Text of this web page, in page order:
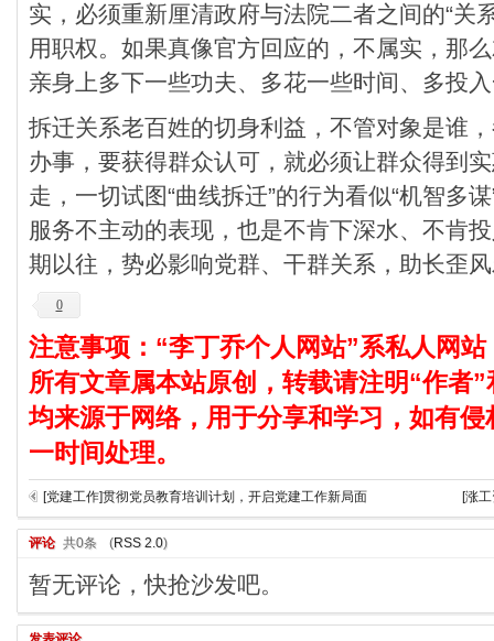
实，必须重新厘清政府与法院二者之间的“关
用职权。如果真像官方回应的，不属实，那
亲身上多下一些功夫、多花一些时间、多投
拆迁关系老百姓的切身利益，不管对象是谁
办事，要获得群众认可，就必须让群众得到
走，一切试图“曲线拆迁”的行为看似“机智多
服务不主动的表现，也是不肯下深水、不肯
期以往，势必影响党群、干群关系，助长歪
0
注意事项：“李丁乔个人网站”系私人网
所有文章属本站原创，转载请注明“作者
均来源于网络，用于分享和学习，如有
一时间处理。
[党建工作]贯彻党员教育培训计划，开启党建工作新局面 [涨
评论 共0条 (RSS 2.0)
暂无评论，快抢沙发吧。